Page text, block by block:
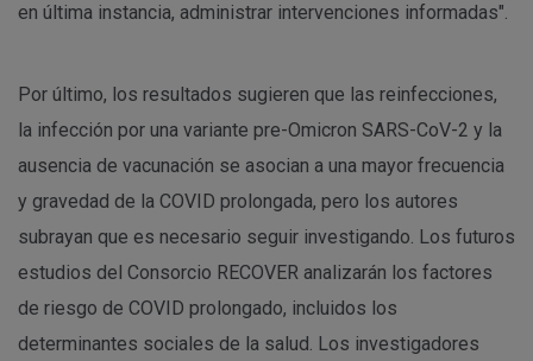
en última instancia, administrar intervenciones informadas".
Por último, los resultados sugieren que las reinfecciones,
la infección por una variante pre-Omicron SARS-CoV-2 y la
ausencia de vacunación se asocian a una mayor frecuencia
y gravedad de la COVID prolongada, pero los autores
subrayan que es necesario seguir investigando. Los futuros
estudios del Consorcio RECOVER analizarán los factores
de riesgo de COVID prolongado, incluidos los
determinantes sociales de la salud. Los investigadores